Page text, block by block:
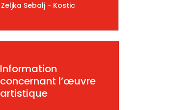
Zeljka Sebalj - Kostic
Information
concernant l’œuvre
artistique